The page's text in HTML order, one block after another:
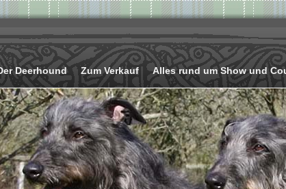
Deerhound Zum Verkauf Alles rund um Show und